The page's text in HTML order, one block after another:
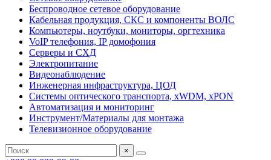
Беспроводное сетевое оборудование
Кабельная продукция, СКС и компоненты ВОЛС
Компьютеры, ноутбуки, мониторы, оргтехника
VoIP телефония, IP домофония
Серверы и СХД
Электропитание
Видеонаблюдение
Инженерная инфраструктура, ЦОД
Системы оптического транспорта, xWDM, xPON
Автоматизация и мониторинг
Инструмент/Материалы для монтажа
Телевизионное оборудование
×